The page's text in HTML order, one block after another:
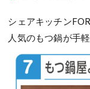
シェアキッチン
人気のもつ鍋が手